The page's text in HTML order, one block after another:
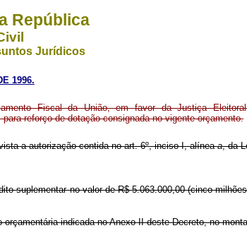
República
Jurídicos
1996.
Fiscal da União, em favor da Justiça
para reforço de dotação consignada no vigente orçamento.
a autorização contida no art. 6º, inciso I, alíneaa, da
suplementar no valor de R$ 5.063.000,00 (cinco
indicada no Anexo II deste Decreto, no